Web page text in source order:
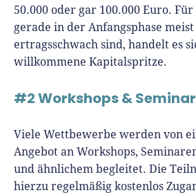
50.000 oder gar 100.000 Euro.
gerade in der Anfangsphase
ertragsschwach sind, handelt es
willkommene Kapitalspritze.
#2 Workshops &
Viele Wettbewerbe werden von
Angebot an Workshops,
und ähnlichem begleitet. Die
hierzu regelmäßig kostenlos